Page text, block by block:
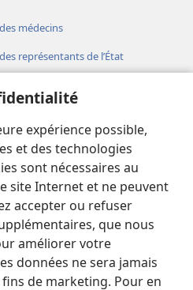
expérience possible,
et des technologies
sont nécessaires au
site Internet et ne peuvent
accepter ou refuser
que nous
améliorer votre
données ne sera jamais
de marketing. Pour en
médecins
représentants de l’État